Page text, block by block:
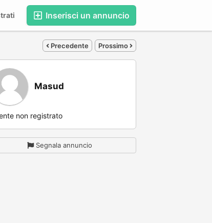
Inserisci un annuncio
Precedente Prossimo
Masud
non registrato
Segnala annuncio